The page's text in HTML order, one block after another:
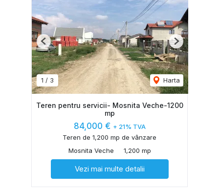
1 / 3 Harta
Previous Next
Teren pentru servicii- Mosnita Veche-1200
mp
84,000 € + 21% TVA
Teren de 1,200 mp de vânzare
Mosnita Veche
1,200 mp
Vezi mai multe detalii